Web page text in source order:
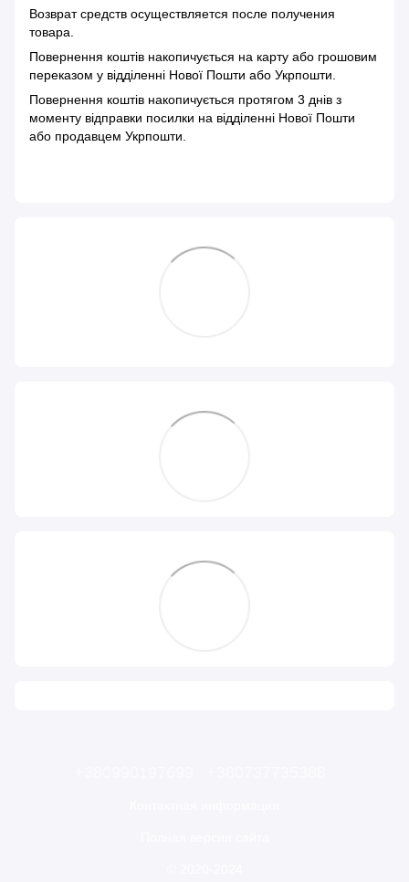
Возврат средств осуществляется после получения
товара.
Повернення коштів накопичується на карту або грошовим
переказом у відділенні Нової Пошти або Укрпошти.
Повернення коштів накопичується протягом 3 днів з
моменту відправки посилки на відділенні Нової Пошти
або продавцем Укрпошти.